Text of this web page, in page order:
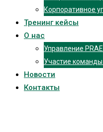
Корпоративное
Тренинг кейсы
О нас
Управление
Участие команды
Новости
Контакты